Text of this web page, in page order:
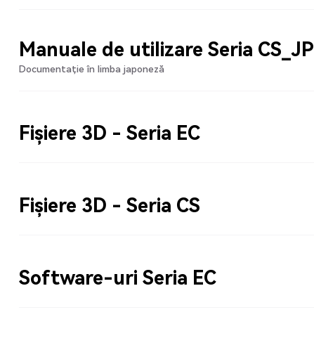
Manuale de utilizare Seria CS_JP
Documentație în limba japoneză
Fișiere 3D - Seria EC
Fișiere 3D - Seria CS
Software-uri Seria EC